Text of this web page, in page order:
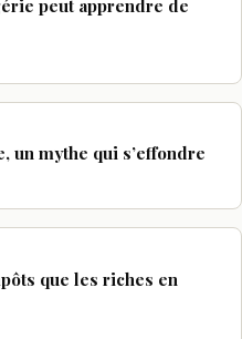
peut apprendre de
un mythe qui s’effondre
que les riches en